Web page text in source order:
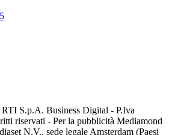
RTI S.p.A. Business Digital - P.Iva
riservati - Per la pubblicità Mediamond
N.V., sede legale Amsterdam (Paesi